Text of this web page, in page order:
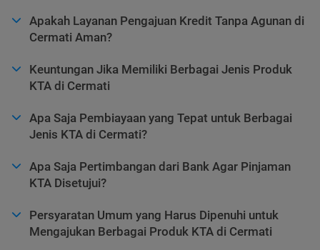
Apakah Layanan Pengajuan Kredit Tanpa Agunan di
Cermati Aman?
Keuntungan Jika Memiliki Berbagai Jenis Produk
KTA di Cermati
Apa Saja Pembiayaan yang Tepat untuk Berbagai
Jenis KTA di Cermati?
Apa Saja Pertimbangan dari Bank Agar Pinjaman
KTA Disetujui?
Persyaratan Umum yang Harus Dipenuhi untuk
Mengajukan Berbagai Produk KTA di Cermati